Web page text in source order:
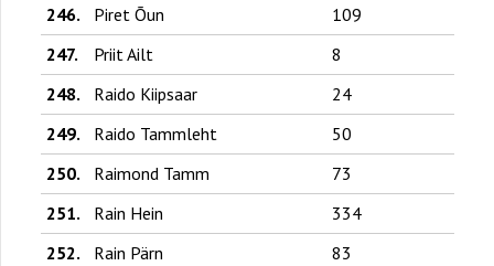
246.
Piret Õun
109
247.
Priit Ailt
8
248.
Raido Kiipsaar
24
249.
Raido Tammleht
50
250.
Raimond Tamm
73
251.
Rain Hein
334
252.
Rain Pärn
83